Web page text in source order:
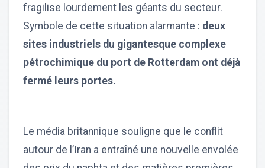
fragilise lourdement les géants du secteur.
Symbole de cette situation alarmante : deux
sites industriels du gigantesque complexe
pétrochimique du port de Rotterdam ont déjà
fermé leurs portes.
Le média britannique souligne que le conflit
autour de l’Iran a entraîné une nouvelle envolée